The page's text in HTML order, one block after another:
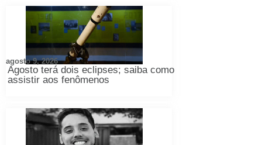
Agosto terá dois eclipses; saiba como
assistir aos fenômenos
agosto 9, 2026